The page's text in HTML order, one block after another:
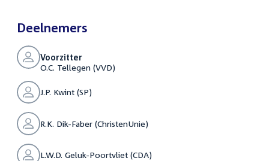
Deelnemers
Voorzitter
O.C. Tellegen (VVD)
J.P. Kwint (SP)
R.K. Dik-Faber (ChristenUnie)
L.W.D. Geluk-Poortvliet (CDA)